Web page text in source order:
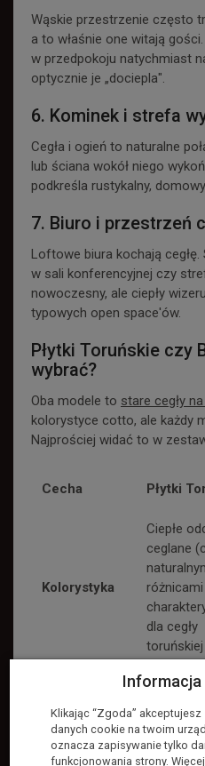
Wąskie przestrzenie często
a to właśnie one witają
w przedpokoju natychmiast
optycznie je „dociepla".
6. Kominek i strefa
Cegła i ogień to naturalne
lub ściana wokół niego
podkreśla rustykalny,
7. Biuro i przestrzeń
Loftowe biura kochają
w sali konferencyjnej czy
nowoczesny, ale ciepły
typowych open space'ów.
Płytki Toruńskie czy
wybrać?
Oba modele to stare cegły
kolorystyce cotto, ale każdy
Najprościej widać to w
Cecha Płytki
Kolorystyka
Ciepłe
ceglane
różnicami
dla cegły
toruńskiej
Ręcznie
Informacja
Klikając “Zgoda”
danych cookie na twoim
oznacza zapisywanie tylko
funkcjonowania strony.